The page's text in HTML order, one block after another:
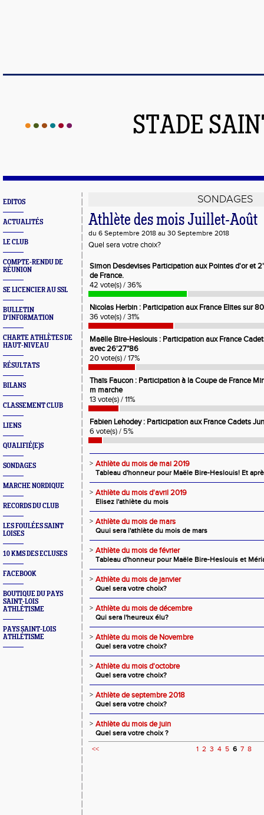
STADE
EDITOS
ACTUALITÉS
LE CLUB
COMPTE-RENDU DE
RÉUNION
SE LICENCIER AU SSL
BULLETIN
D'INFORMATION
CHARTE ATHLÈTES DE
HAUT-NIVEAU
RÉSULTATS
BILANS
CLASSEMENT CLUB
LIENS
QUALIFIÉ(E)S
SONDAGES
MARCHE NORDIQUE
RECORDS DU CLUB
LES FOULÉES SAINT
LOISES
10 KMS DES ECLUSES
FACEBOOK
BOUTIQUE DU PAYS
SAINT-LOIS
ATHLÉTISME
PAYS SAINT-LOIS
ATHLÉTISME
SONDAGES
Athlète des mois Juillet-Août
du 6 Septembre 2018 au 30 Septembre 2018
Quel sera votre choix?
Simon Desdevises Participation aux Pointes d'or et
de France.
42 vote(s) / 36%
Nicolas Herbin : Participation aux France Elites sur
36 vote(s) / 31%
Maëlle Bire-Heslouis : Participation aux France
avec 26'27"86
20 vote(s) / 17%
Thaïs Faucon : Participation à la Coupe de France
m marche
13 vote(s) / 11%
Fabien Lehodey : Participation aux France Cadets
6 vote(s) / 5%
> Athlète du mois de mai 2019
Tableau d'honneur pour Maële Bire-Heslouis! Et
> Athlète du mois d'avril 2019
Elisez l'athlète du mois
> Athlète du mois de mars
Quui sera l'athlète du mois de mars
> Athlète du mois de février
Tableau d'honneur pour Maële Bire-Heslouis et
> Athlète du mois de janvier
Quel sera votre choix?
> Athlète du mois de décembre
Qui sera l'heureux élu?
> Athlète du mois de Novembre
Quel sera votre choix?
> Athlète du mois d'octobre
Quel sera votre choix?
> Athlète de septembre 2018
Quel sera votre choix?
> Athlète du mois de juin
Quel sera votre choix ?
<<
1 2 3 4 5 6 7 8